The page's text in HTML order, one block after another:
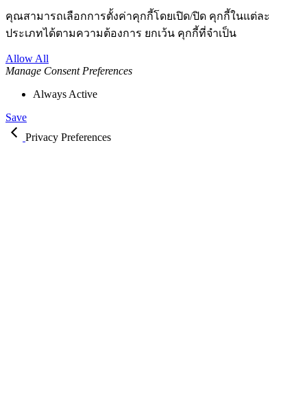
คุณสามารถเลือกการตั้งค่าคุกกี้โดยเปิด/ปิด คุกกี้ในแต่ละ
ประเภทได้ตามความต้องการ ยกเว้น คุกกี้ที่จำเป็น
Allow All
Manage Consent Preferences
Always Active
Save
Privacy Preferences